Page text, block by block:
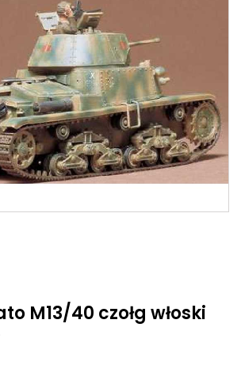
M13/40 czołg włoski